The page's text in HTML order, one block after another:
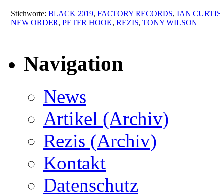
Stichworte: BLACK 2019, FACTORY RECORDS, IAN
NEW ORDER, PETER HOOK, REZIS, TONY WILSON
Navigation
News
Artikel (Archiv)
Rezis (Archiv)
Kontakt
Datenschutz